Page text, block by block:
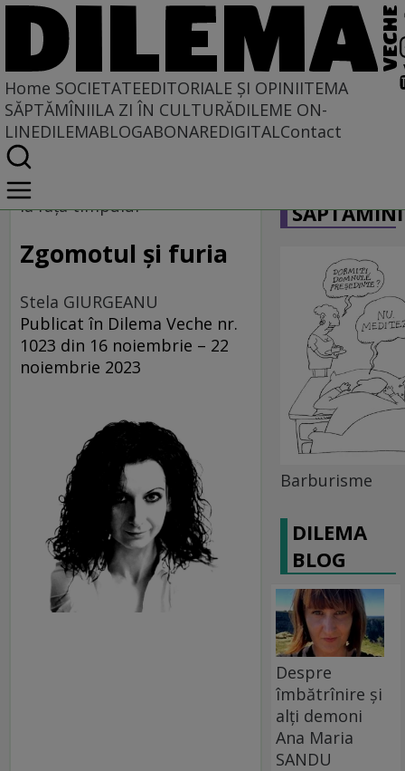
Home SOCIETATEEDITORIALE ȘI OPINIITEMA
SĂPTĂMÎNIILA ZI ÎN CULTURĂDILEME ON-
LINEDILEMABLOGABONAREDIGITALContact
Home
Societate
la fața timpului
Zgomotul și furia
Stela GIURGEANU
Publicat în Dilema Veche nr.
1023 din 16 noiembrie – 22
noiembrie 2023
Barburisme
DILEMA
BLOG
Despre
îmbătrînire și
alți demoni
Ana Maria
SANDU